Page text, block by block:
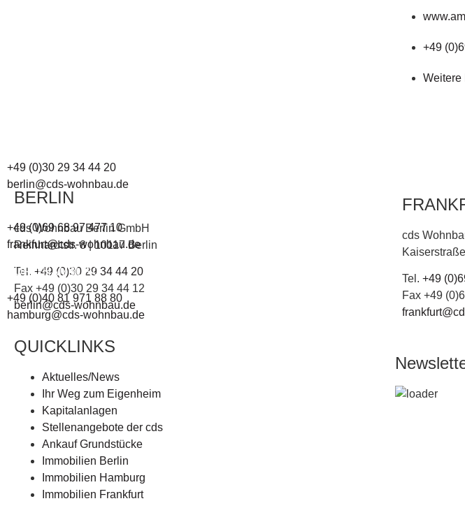
+49
Weitere
+49 (0)30 29 34 44 20
berlin@cds-wohnbau.de
+49 (0)69 68 97 477 10
frankfurt@cds-wohnbau.de
BÜRO HAMBURG
+49 (0)40 81 971 88 80
hamburg@cds-wohnbau.de
BERLIN
cds Wohnbau Berlin GmbH
Reinhardtstr. 8 | 10117 Berlin
Tel. +49 (0)30 29 34 44 20
Fax +49 (0)30 29 34 44 12
berlin@cds-wohnbau.de
QUICKLINKS
Aktuelles/News
Ihr Weg zum Eigenheim
Kapitalanlagen
Stellenangebote der cds
Ankauf Grundstücke
Immobilien Berlin
Immobilien Hamburg
Immobilien Frankfurt
cds
Tel. +49
Fax +49